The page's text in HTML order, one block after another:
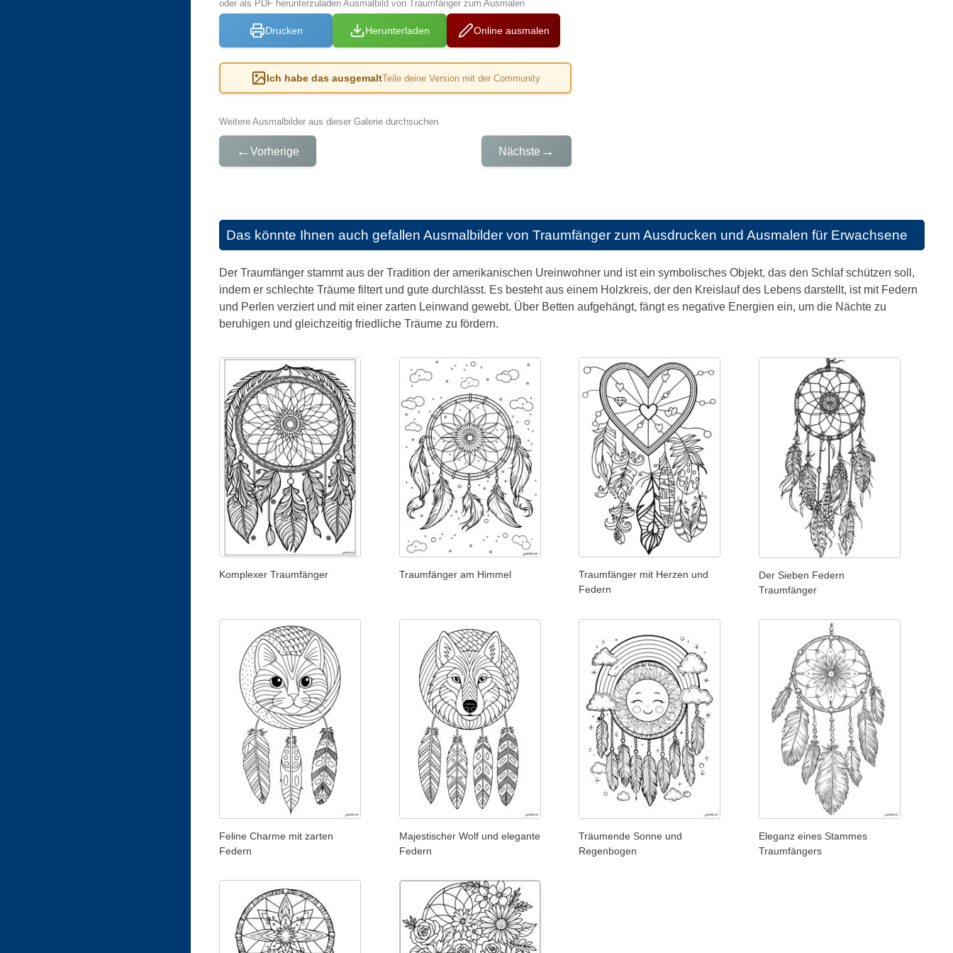
oder als PDF herunterzuladen Ausmalbild von Traumfänger zum Ausmalen
Drucken Herunterladen Online ausmalen
Ich habe das ausgemaltTeile deine Version mit der Community
Weitere Ausmalbilder aus dieser Galerie durchsuchen
← Vorherige Nächste →
Das könnte Ihnen auch gefallen Ausmalbilder von Traumfänger zum Ausdrucken und Ausmalen für Erwachsene
Der Traumfänger stammt aus der Tradition der amerikanischen Ureinwohner und ist ein symbolisches Objekt, das den Schlaf schützen soll,
indem er schlechte Träume filtert und gute durchlässt. Es besteht aus einem Holzkreis, der den Kreislauf des Lebens darstellt, ist mit Federn
und Perlen verziert und mit einer zarten Leinwand gewebt. Über Betten aufgehängt, fängt es negative Energien ein, um die Nächte zu
beruhigen und gleichzeitig friedliche Träume zu fördern.
Komplexer Traumfänger Traumfänger am Himmel
Traumfänger mit Herzen und
Federn
Der Sieben Federn
Traumfänger
Feline Charme mit zarten
Federn
Majestischer Wolf und elegante
Federn
Träumende Sonne und
Regenbogen
Eleganz eines Stammes
Traumfängers